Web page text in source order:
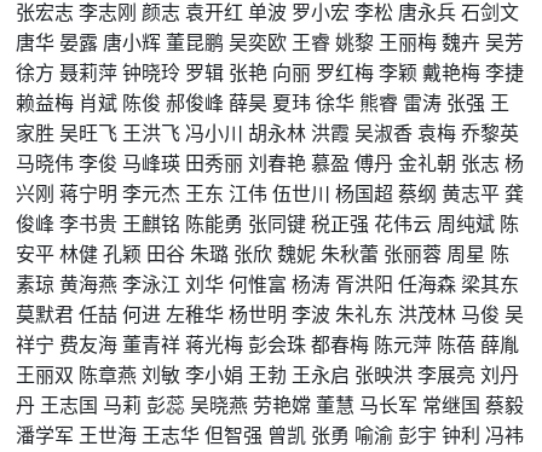
张宏志 李志刚 颜志 袁开红 单波 罗小宏 李松 唐永兵 石剑文
唐华 晏露 唐小辉 董昆鹏 吴奕欧 王睿 姚黎 王丽梅 魏卉 吴芳
徐方 聂莉萍 钟晓玲 罗辑 张艳 向丽 罗红梅 李颖 戴艳梅 李捷
赖益梅 肖斌 陈俊 郝俊峰 薛昊 夏玮 徐华 熊睿 雷涛 张强 王
家胜 吴旺飞 王洪飞 冯小川 胡永林 洪霞 吴淑香 袁梅 乔黎英
马晓伟 李俊 马峰瑛 田秀丽 刘春艳 慕盈 傅丹 金礼朝 张志 杨
兴刚 蒋宁明 李元杰 王东 江伟 伍世川 杨国超 蔡纲 黄志平 龚
俊峰 李书贵 王麒铭 陈能勇 张同键 税正强 花伟云 周纯斌 陈
安平 林健 孔颖 田谷 朱璐 张欣 魏妮 朱秋蕾 张丽蓉 周星 陈
素琼 黄海燕 李泳江 刘华 何惟富 杨涛 胥洪阳 任海森 梁其东
莫默君 任喆 何进 左稚华 杨世明 李波 朱礼东 洪茂林 马俊 吴
祥宁 费友海 董青祥 蒋光梅 彭会珠 都春梅 陈元萍 陈蓓 薛胤
王丽双 陈章燕 刘敏 李小娟 王勃 王永启 张映洪 李展亮 刘丹
丹 王志国 马莉 彭蕊 吴晓燕 劳艳嫦 董慧 马长军 常继国 蔡毅
潘学军 王世海 王志华 但智强 曾凯 张勇 喻渝 彭宇 钟利 冯袆